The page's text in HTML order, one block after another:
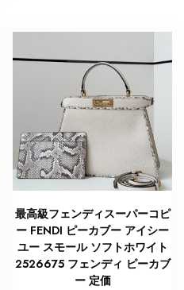
最高級フェンディスーパーコピ
ー FENDI ピーカブー アイシー
ユー スモール ソフトホワイト
2526675 フェンディ ピーカブ
ー 定価